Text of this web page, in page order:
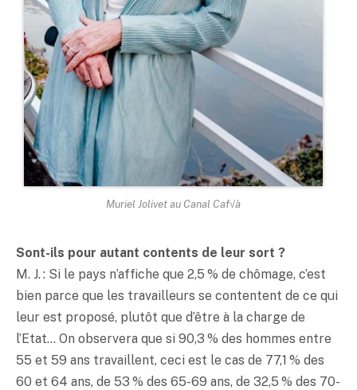
Muriel Jolivet au Canal Caf√à
Sont-ils pour autant contents de leur sort ?
M. J. : Si le pays n’affiche que 2,5 % de chômage, c’est
bien parce que les travailleurs se contentent de ce qui
leur est proposé, plutôt que d’être à la charge de
l’Etat… On observera que si 90,3 % des hommes entre
55 et 59 ans travaillent, ceci est le cas de 77,1 % des
60 et 64 ans, de 53 % des 65-69 ans, de 32,5 % des 70-